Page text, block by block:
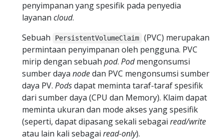
penyimpanan yang spesifik pada penyedia
layanan cloud.
Sebuah
PersistentVolumeClaim
(PVC) merupakan
permintaan penyimpanan oleh pengguna. PVC
mirip dengan sebuah pod. Podmengonsumsi
sumber daya nodedan PVC mengonsumsi sumber
daya PV. Podsdapat meminta taraf-taraf spesifik
dari sumber daya (CPU dan Memory). Klaim dapat
meminta ukuran dan mode akses yang spesifik
(seperti, dapat dipasang sekali sebagai read/write
atau lain kali sebagai read-only).